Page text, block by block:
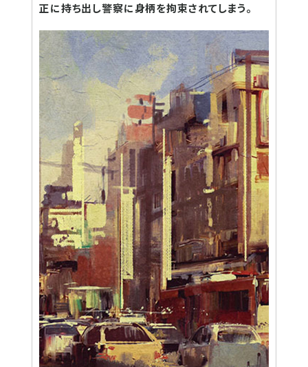
正に持ち出し警察に身柄を拘束されてしまう。